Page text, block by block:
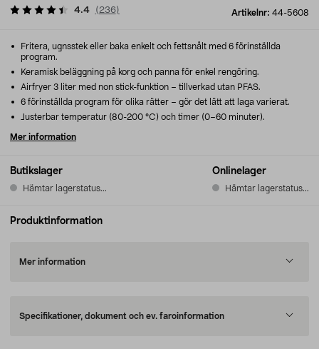
Artikelnr: 44-5608
4.4 ( 236)
Butikslager
Hämtar lagerstatus...
Onlinelager
Hämtar lagerstatus...
Fritera, ugnsstek eller baka enkelt och fettsnålt med 6 förinställda
program.
Keramisk beläggning på korg och panna för enkel rengöring.
Airfryer 3 liter med non stick-funktion – tillverkad utan PFAS.
6 förinställda program för olika rätter – gör det lätt att laga varierat.
Justerbar temperatur (80-200 °C) och timer (0–60 minuter).
Mer information
Produktinformation
Mer information
Specifikationer, dokument och ev. faroinformation